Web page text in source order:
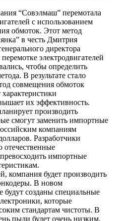
“Совэлмаш” перемотала
с использованием
обмоток. Этот метод
в честь Дмитрия
директора
электродвигателей
чтобы определить
В результате стало
совмещения обмоток
их эффективность.
производить
смогут заменить импортные
компаниям
Разработчики
отечественные
импортные
компания будет производить
В новом
созданы специальные
которые
стандартам чистоты. В
пыли будет очень низким,